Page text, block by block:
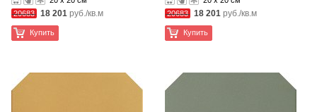
20683 18 201 руб./кв.м
Купить
20683 18 201 руб./кв.м
Купить